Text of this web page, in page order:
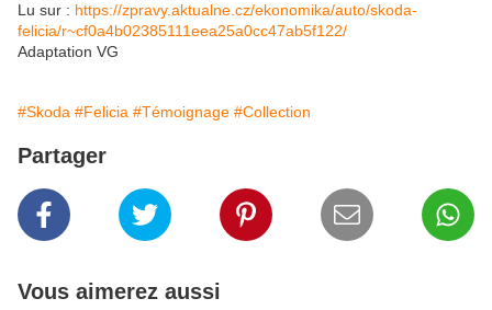
Lu sur : https://zpravy.aktualne.cz/ekonomika/auto/skoda-
felicia/r~cf0a4b02385111eea25a0cc47ab5f122/
Adaptation VG
#Skoda #Felicia #Témoignage #Collection
Partager
Vous aimerez aussi